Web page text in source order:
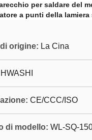
per saldare del
a punti della
origine: La Cina
HWASHI
CE/CCC/ISO
di modello: WL-SQ-